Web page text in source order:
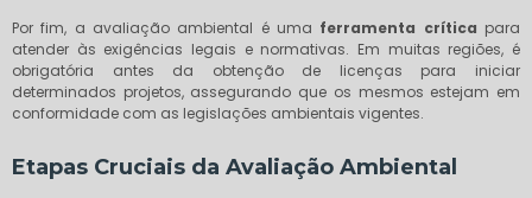
Por fim, a avaliação ambiental é uma ferramenta crítica para
atender às exigências legais e normativas. Em muitas regiões, é
obrigatória antes da obtenção de licenças para iniciar
determinados projetos, assegurando que os mesmos estejam em
conformidade com as legislações ambientais vigentes.
Etapas Cruciais da Avaliação Ambiental